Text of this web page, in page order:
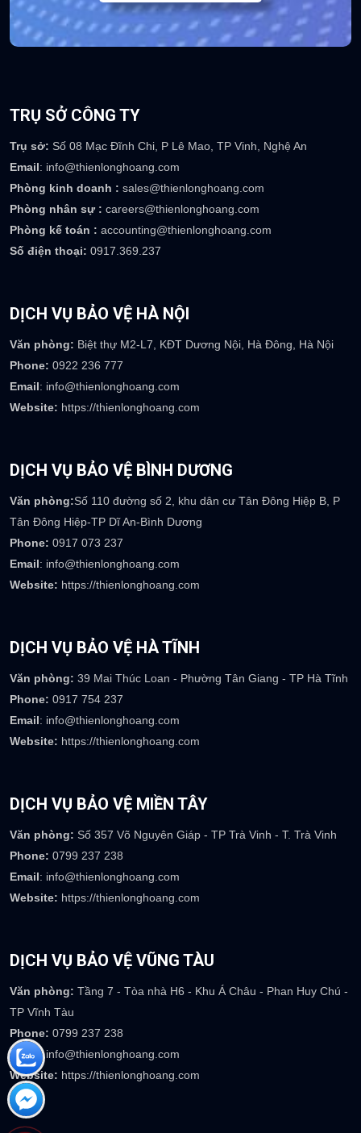
hàng 24/7
TRỤ SỞ CÔNG TY
Phòng kinh doanh : sales@thienlonghoang.com
Phòng nhân sự :
careers@thienlonghoang.com
Phòng kế toán : accounting@thienlonghoang.com
Số điện thoại:0917.369.237
Văn phòng: Biệt thự M2-L7, KĐT Dương Nội, Hà Đông, Hà Nội
Phone:
0922 236 777
Email: info@thienlonghoang.com
Website:https://thienlonghoang.com
DỊCH VỤ BẢO VỆ BÌNH DƯƠNG
Tân Đông Hiệp-TP Dĩ An-Bình Dương
Phone:
0917 073 237
Email: info@thienlonghoang.com
Website:https://thienlonghoang.com
Văn phòng: 39 Mai Thúc Loan - Phường Tân Giang - TP Hà Tĩnh
Phone:
0917 754 237
Email: info@thienlonghoang.com
Website:https://thienlonghoang.com
Văn phòng: Số 357 Võ Nguyên Giáp - TP Trà Vinh - T. Trà Vinh
Phone:
0799 237 238
Email: info@thienlonghoang.com
Website: https://thienlonghoang.com
DỊCH VỤ BẢO VỆ VŨNG TÀU
Văn phòng:
TP Vĩnh Tàu